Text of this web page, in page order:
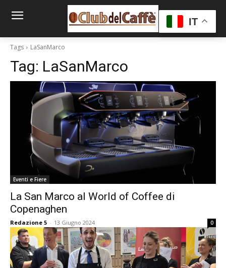
Tags LaSanMarco
Tag: LaSanMarco
Eventi e Fiere
La San Marco al World of Coffee di
Copenaghen
Redazione 5 - 13 Giugno 2024 0
IT